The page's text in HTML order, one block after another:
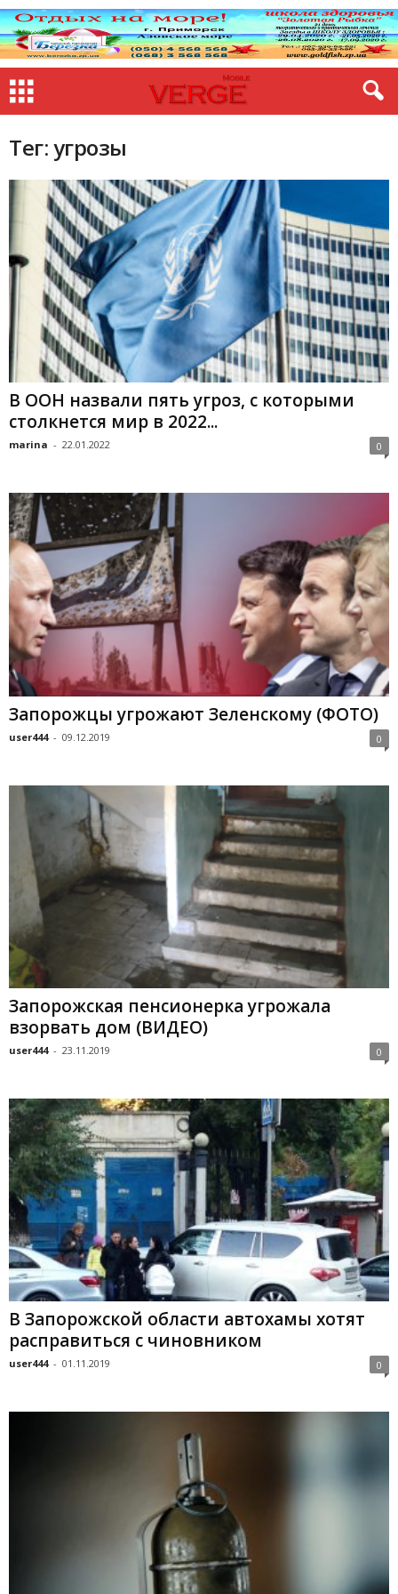
Тег: угрозы
В ООН назвали пять угроз, с которыми
столкнется мир в 2022...
marina - 22.01.2022 0
Запорожцы угрожают Зеленскому (ФОТО)
user444 - 09.12.2019 0
Запорожская пенсионерка угрожала
взорвать дом (ВИДЕО)
user444 - 23.11.2019 0
В Запорожской области автохамы хотят
расправиться с чиновником
user444 - 01.11.2019 0